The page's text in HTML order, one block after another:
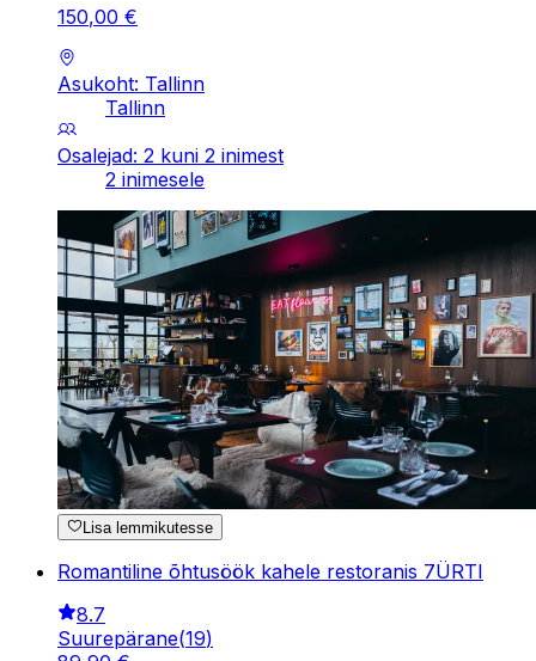
150,00 €
Asukoht: Tallinn
Tallinn
Osalejad: 2 kuni 2 inimest
2 inimesele
Lisa lemmikutesse
Romantiline õhtusöök kahele restoranis 7ÜRTI
8.7
Suurepärane(19)